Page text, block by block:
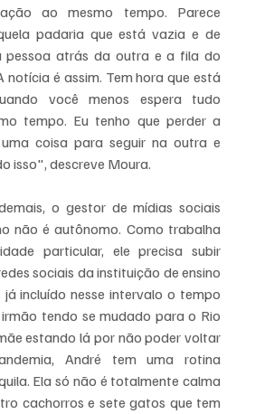
ao mesmo tempo. Parece
padaria que está vazia e de
pessoa atrás da outra e a fila do
notícia é assim. Tem hora que está
você menos espera tudo
tempo. Eu tenho que perder a
coisa para seguir na outra e
isso", descreve Moura.
o gestor de mídias sociais
não é autônomo. Como trabalha
particular, ele precisa subir
sociais da instituição de ensino
incluído nesse intervalo o tempo
tendo se mudado para o Rio
estando lá por não poder voltar
André tem uma rotina
Ela só não é totalmente calma
cachorros e sete gatos que tem